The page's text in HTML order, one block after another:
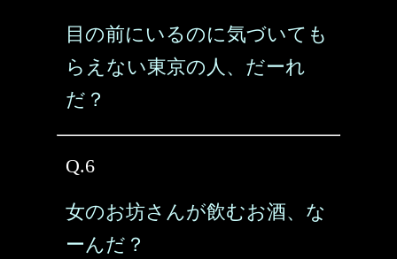
目の前にいるのに気づいても
らえない東京の人、だーれ
だ？
Q.6
女のお坊さんが飲むお酒、な
ーんだ？